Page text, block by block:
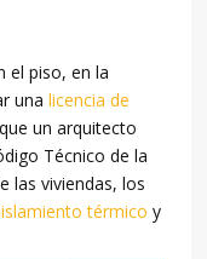
el piso, en la
unalicencia de
un arquitecto
Técnico de la
las viviendas, los
térmico y